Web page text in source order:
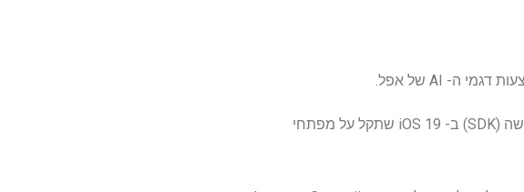
על פי דו"ח בלומברג שנערך לאחרונה, אפל מתכננת להציג ערכת פיתוח תוכנה חדשה (SDK) ב- iOS 19 שתקל על מפתחי